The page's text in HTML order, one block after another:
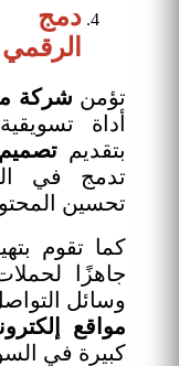
دمج
تؤمن شركة
أداة
بتقديم
تدمج في
تحسين
كما تقوم
جاهزًا
وسائل
مواقع
كبيرة في